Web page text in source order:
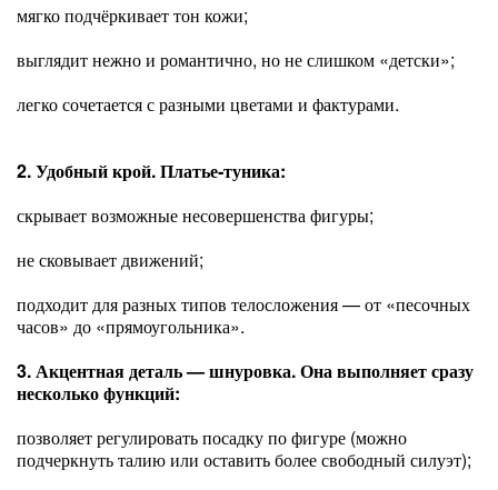
мягко подчёркивает тон кожи;
выглядит нежно и романтично, но не слишком «детски»;
легко сочетается с разными цветами и фактурами.
2. Удобный крой. Платье‑туника:
скрывает возможные несовершенства фигуры;
не сковывает движений;
подходит для разных типов телосложения — от «песочных
часов» до «прямоугольника».
3. Акцентная деталь — шнуровка. Она выполняет сразу
несколько функций:
позволяет регулировать посадку по фигуре (можно
подчеркнуть талию или оставить более свободный силуэт);